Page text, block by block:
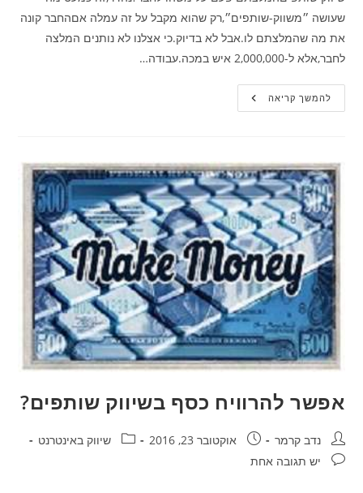
שעושה ״משווק-שותפים״,רק שהוא מקבל על זה עמלה אםהחבר קונה
את מה שהמלצתם לו.אבל לא בדיוק.כי אצלנו לא נותנים המלצה
לחבר,אלא ל-2,000,000 איש במכה.עבודה…
להמשך קריאהמה
זה
אפשר להרוויח כסף בשיווק שותפים?
מחבר:נדב קרמר פורסם:אוקטובר 23, 2016 קטגוריה:שיווק באינטרנט
תגובות:יש תגובה אחת